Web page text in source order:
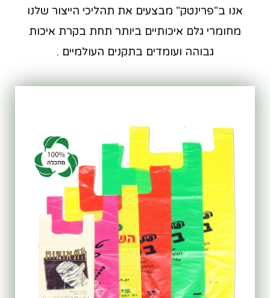
אנו ב"פרינטק" מבצעים את תהליכי הייצור שלנו
מחומרי גלם איכותיים ביותר תחת בקרת איכות
גבוהה ועומדים בתקנים העולמיים .